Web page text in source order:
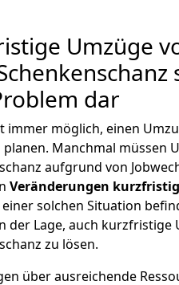
Umzüge
dar
immer möglich, einen
planen. Manchmal müssen
aufgrund von
Veränderungen
einer solchen Situation
der Lage, auch kurzfristige
zu lösen.
über ausreichende